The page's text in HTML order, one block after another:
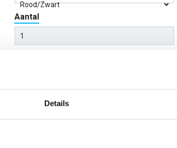
Details
Rood/zwart
Aantal